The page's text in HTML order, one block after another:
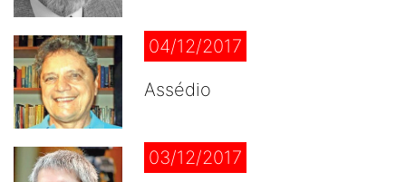
04/12/2017
Assédio
03/12/2017